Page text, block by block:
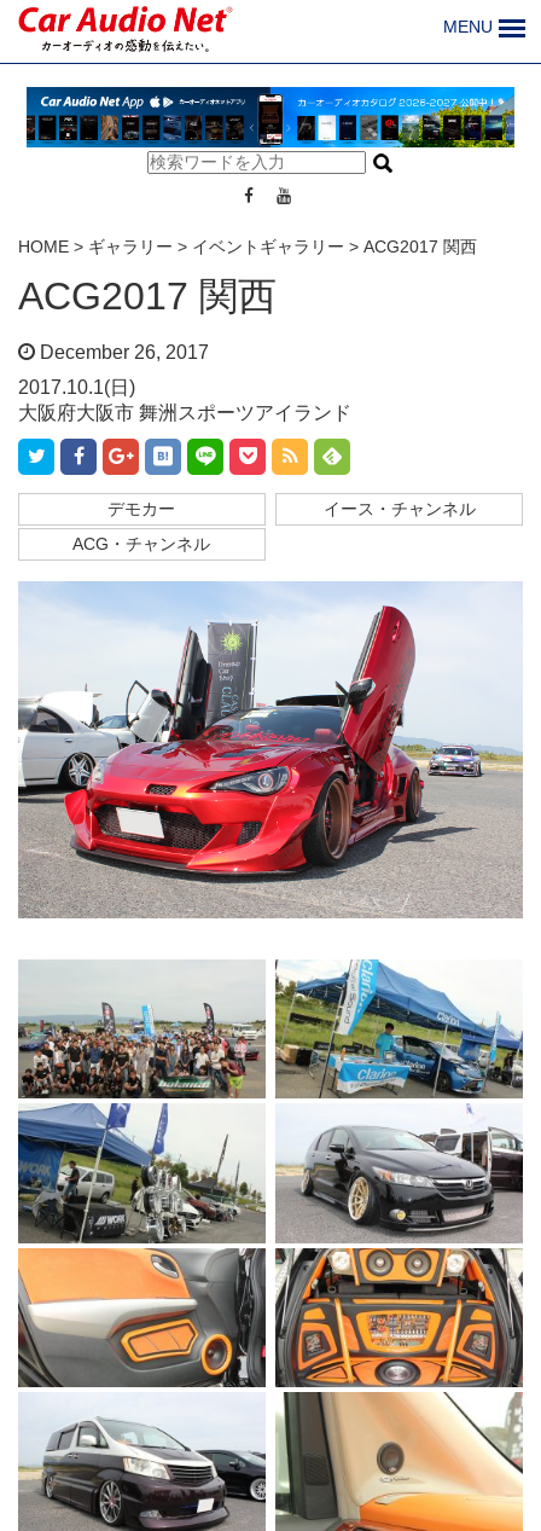
MENU
HOME > ギャラリー > イベントギャラリー > ACG2017 関西
ACG2017 関西
December 26, 2017
2017.10.1(日)
大阪府大阪市 舞洲スポーツアイランド
デモカー
イース・チャンネル
ACG・チャンネル